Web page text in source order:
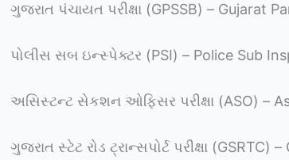
ગુજરાત પંચાયત પરીક્ષા (GPSSB) – Gujarat
પોલીસ સબ ઇન્સ્પેક્ટર (PSI) – Police Sub
અસિસ્ટન્ટ સેકશન ઓફિસર પરીક્ષા (ASO) –
ગુજરાત સ્ટેટ રોડ ટ્રાન્સપોર્ટ પરીક્ષા